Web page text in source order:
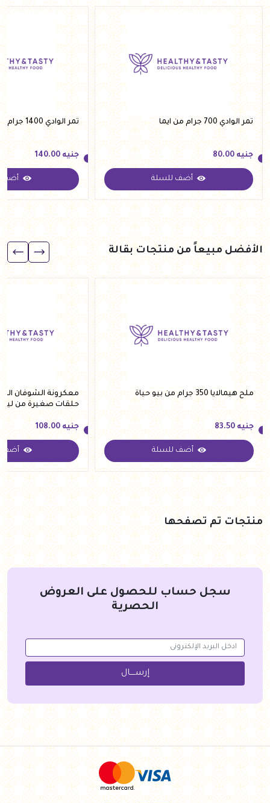
تمر الوادي 700 جرام من ايما
جنيه
جنيه 80.00
أضف للسلة
تمر الوادي 1400 جرام من ايما
جنيه
جنيه 140.00
أضف
الأفضل مبيعاً من منتجات بقالة
ملح هيمالايا 350 جرام من بيو حياة
جنيه
جنيه 83.50
أضف للسلة
معكرونة الشوفان
حلقات صغيرة من لينو 250
جنيه
جنيه 108.00
أضف
منتجات تم تصفحها
سجل حساب للحصول على العروض
الحصرية
إرســــال